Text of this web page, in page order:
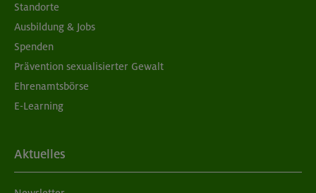
Standorte
Ausbildung & Jobs
Spenden
Prävention sexualisierter Gewalt
Ehrenamtsbörse
E-Learning
Aktuelles